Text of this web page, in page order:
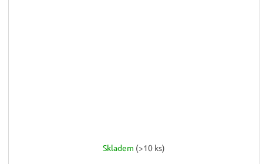
Skladem (>10 ks)